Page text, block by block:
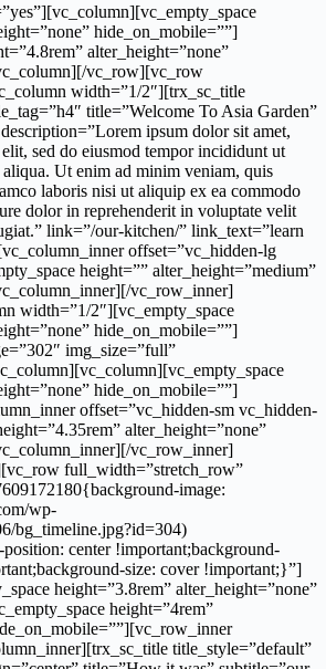
hide_on_mobile=””]
alter_height=”none”
vc_row][vc_row
width=”1/2″][trx_sc_title
title=”Welcome To Asia Garden”
ipsum dolor sit amet,
sed do eiusmod tempor incididunt ut
Ut enim ad minim veniam, quis
laboris nisi ut aliquip ex ea commodo
dolor in reprehenderit in voluptate velit
link=”/our-kitchen/” link_text=”learn
offset=”vc_hidden-lg
height=”” alter_height=”medium”
vc_row_inner]
width=”1/2″][vc_empty_space
hide_on_mobile=””]
img_size=”full”
hide_on_mobile=””]
offset=”vc_hidden-sm vc_hidden-
alter_height=”none”
vc_row_inner]
full_width=”stretch_row”
image:
wp-
bg_timeline.jpg?id=304)
center !important;background-
size: cover !important;}”]
height=”3.8rem” alter_height=”none”
height=”4rem”
title_style=”default”